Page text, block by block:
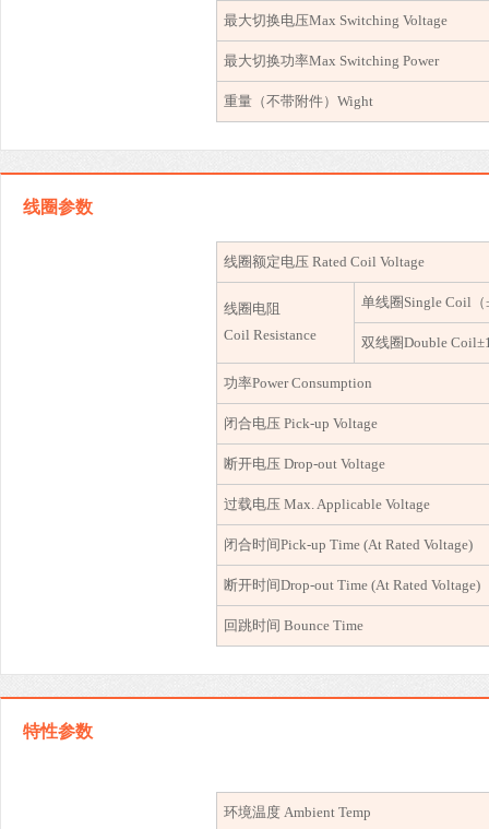
最大切换电压Max Switching Voltage
最大切换功率Max Switching Power
重量（不带附件） Wight
线圈参数
线圈额定电压 Rated Coil Voltage
线圈电阻
Coil Resistance
单线圈 Single Coil （
双线圈Double
功率Power Consumption
闭合电压 Pick-up Voltage
断开电压 Drop-out Voltage
过载电压 Max. Applicable Voltage
闭合时间Pick-up Time (At Rated Voltage)
断开时间Drop-out Time (At Rated Voltage)
回跳时间 Bounce Time
特性参数
环境温度Ambient Temp